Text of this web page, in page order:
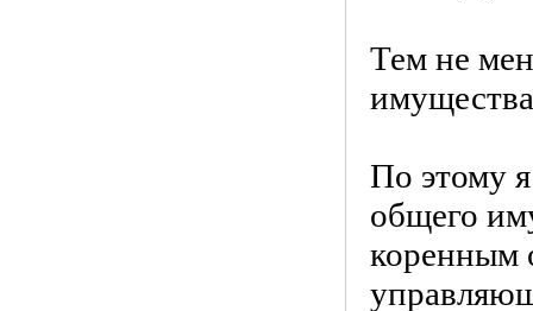
Тем не
По этому
общего
коренным